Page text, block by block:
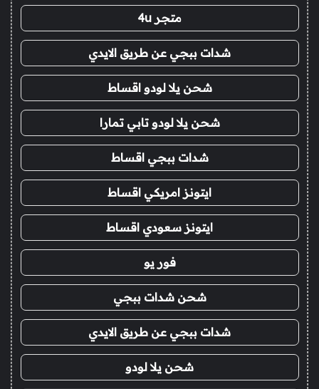
متجر 4u
شدات ببجي عن طريق الايدي
شحن يلا لودو اقساط
شحن يلا لودو تابي تمارا
شدات ببجي اقساط
ايتونز امريكي اقساط
ايتونز سعودي اقساط
فور يو
شحن شدات ببجي
شدات ببجي عن طريق الايدي
شحن يلا لودو